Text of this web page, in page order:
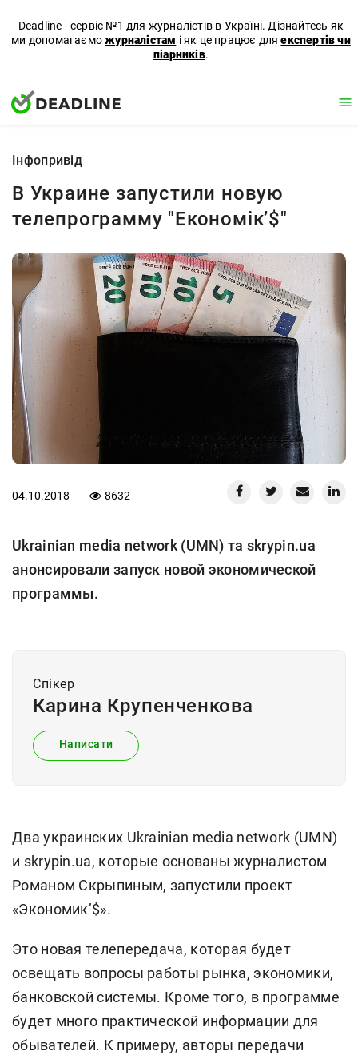
Deadline - сервіс №1 для журналістів в Україні. Дізнайтесь як
ми допомагаєможурналістам і як це працює дляекспертів чи
піарників.
Iнфопривід
В Украине запустили новую
телепрограмму "Економік’$"
04.10.2018 8632
Ukrainian media network (UMN) та skrypin.ua
анонсировали запуск новой экономической
программы.
Спiкер
Карина Крупенченкова
Написати
Два украинских Ukrainian media network (UMN)
и skrypin.ua, которые основаны журналистом
Романом Скрыпиным, запустили проект
«Экономик’$».
Это новая телепередача, которая будет
освещать вопросы работы рынка, экономики,
банковской системы. Кроме того, в программе
будет много практической информации для
обывателей. К примеру, авторы передачи